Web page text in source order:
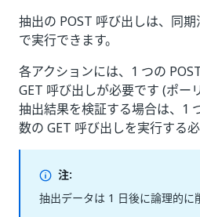
抽出の POST 呼び出しは、同
で実行できます。
各アクションには、1 つの
GET 呼び出しが必要です (ポー
抽出結果を検証する場合は、1
数の GET 呼び出しを実行する必
注:
抽出データは 1 日後に論理的に